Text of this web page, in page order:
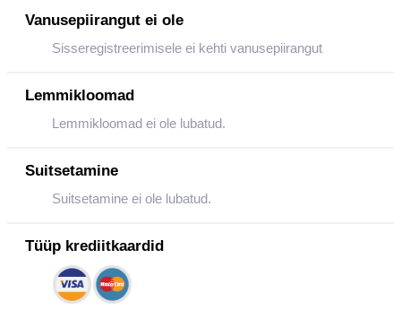
Vanusepiirangut ei ole
Sisseregistreerimisele ei kehti vanusepiirangut
Lemmikloomad
Lemmikloomad ei ole lubatud.
Suitsetamine
Suitsetamine ei ole lubatud.
Tüüp krediitkaardid